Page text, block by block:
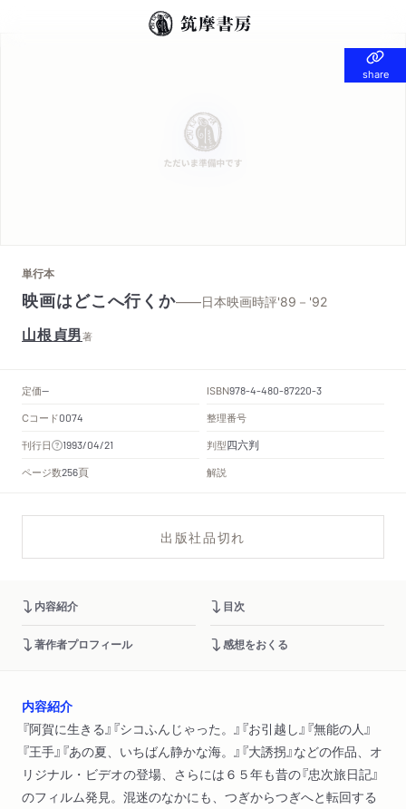
share
share
単行本
映画はどこへ行くか——日本映画時評'89－'92
山根貞男著
定価-- ISBN978-4-480-87220-3
Cコード0074
整理番号
刊行日
1993/04/21 判型四六判
ページ数256頁 解説
出版社品切れ
内容紹介 目次
著作者プロフィール 感想をおくる
内容紹介
『阿賀に生きる』『シコふんじゃった。』『お引越し』『無能の人』
『王手』『あの夏、いちばん静かな海。』『大誘拐』などの作品、オ
リジナル・ビデオの登場、さらには６５年も昔の『忠次旅日記』
のフィルム発見。混迷のなかにも、つぎからつぎへと転回する